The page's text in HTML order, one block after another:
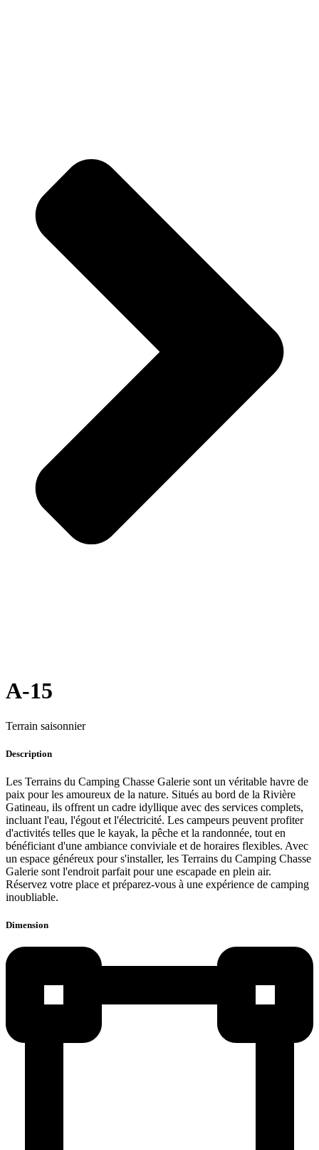
A-15
Terrain saisonnier
Description
Les Terrains du Camping Chasse Galerie sont un véritable havre de
paix pour les amoureux de la nature. Situés au bord de la Rivière
Gatineau, ils offrent un cadre idyllique avec des services complets,
incluant l'eau, l'égout et l'électricité. Les campeurs peuvent profiter
d'activités telles que le kayak, la pêche et la randonnée, tout en
bénéficiant d'une ambiance conviviale et de horaires flexibles. Avec
un espace généreux pour s'installer, les Terrains du Camping Chasse
Galerie sont l'endroit parfait pour une escapade en plein air.
Réservez votre place et préparez-vous à une expérience de camping
inoubliable.
Dimension